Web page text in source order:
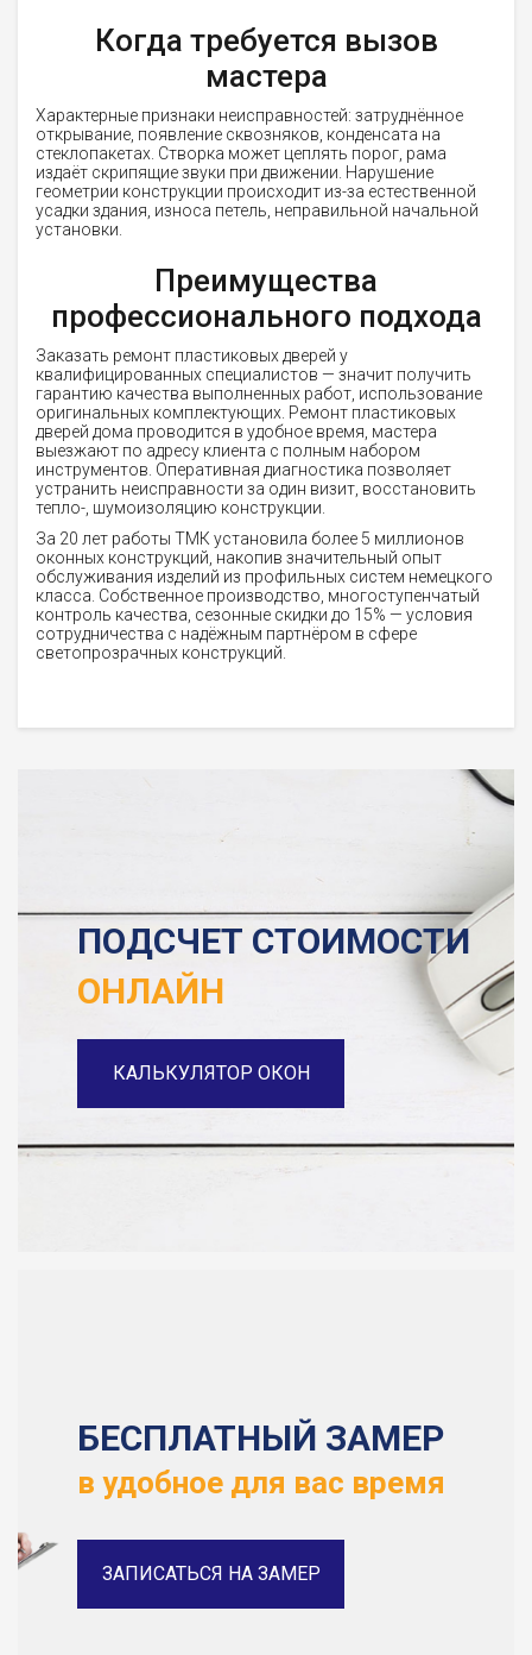
Когда требуется вызов
мастера
Характерные признаки неисправностей: затруднённое
открывание, появление сквозняков, конденсата на
стеклопакетах. Створка может цеплять порог, рама
издаёт скрипящие звуки при движении. Нарушение
геометрии конструкции происходит из-за естественной
усадки здания, износа петель, неправильной начальной
установки.
Преимущества
профессионального подхода
Заказать ремонт пластиковых дверей у
квалифицированных специалистов — значит получить
гарантию качества выполненных работ, использование
оригинальных комплектующих. Ремонт пластиковых
дверей дома проводится в удобное время, мастера
выезжают по адресу клиента с полным набором
инструментов. Оперативная диагностика позволяет
устранить неисправности за один визит, восстановить
тепло-, шумоизоляцию конструкции.
За 20 лет работы ТМК установила более 5 миллионов
оконных конструкций, накопив значительный опыт
обслуживания изделий из профильных систем немецкого
класса. Собственное производство, многоступенчатый
контроль качества, сезонные скидки до 15% — условия
сотрудничества с надёжным партнёром в сфере
светопрозрачных конструкций.
ПОДСЧЕТ СТОИМОСТИ
ОНЛАЙН
КАЛЬКУЛЯТОР ОКОН
БЕСПЛАТНЫЙ ЗАМЕР
в удобное для вас время
ЗАПИСАТЬСЯ НА ЗАМЕР